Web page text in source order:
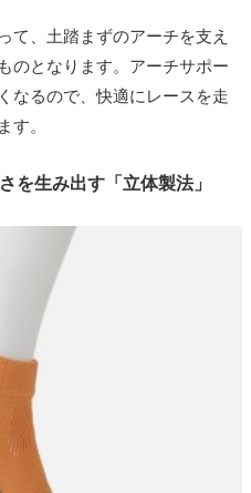
て、土踏まずのアーチを支え
のとなります。アーチサポー
なるので、快適にレースを走
す。
を生み出す「立体製法」